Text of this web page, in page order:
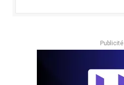
Publicité